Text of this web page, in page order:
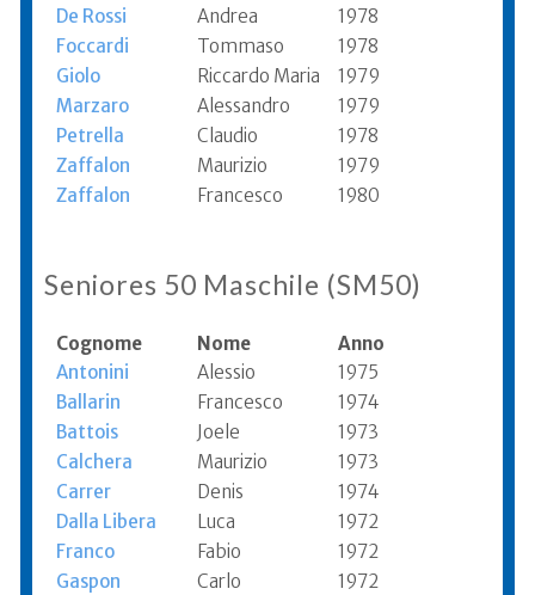
De Rossi
Andrea
1978
Foccardi
Tommaso
1978
Giolo
Riccardo Maria
1979
Marzaro
Alessandro
1979
Petrella
Claudio
1978
Zaffalon
Maurizio
1979
Zaffalon
Francesco 1980
Seniores 50 Maschile (SM50)
Cognome Nome
Anno
Antonini
Alessio
1975
Ballarin
Francesco
1974
Battois
Joele
1973
Calchera
Maurizio
1973
Carrer
Denis
1974
Dalla Libera
Luca
1972
Franco
Fabio
1972
Gaspon
Carlo
1972